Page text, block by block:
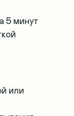
5 минут
или